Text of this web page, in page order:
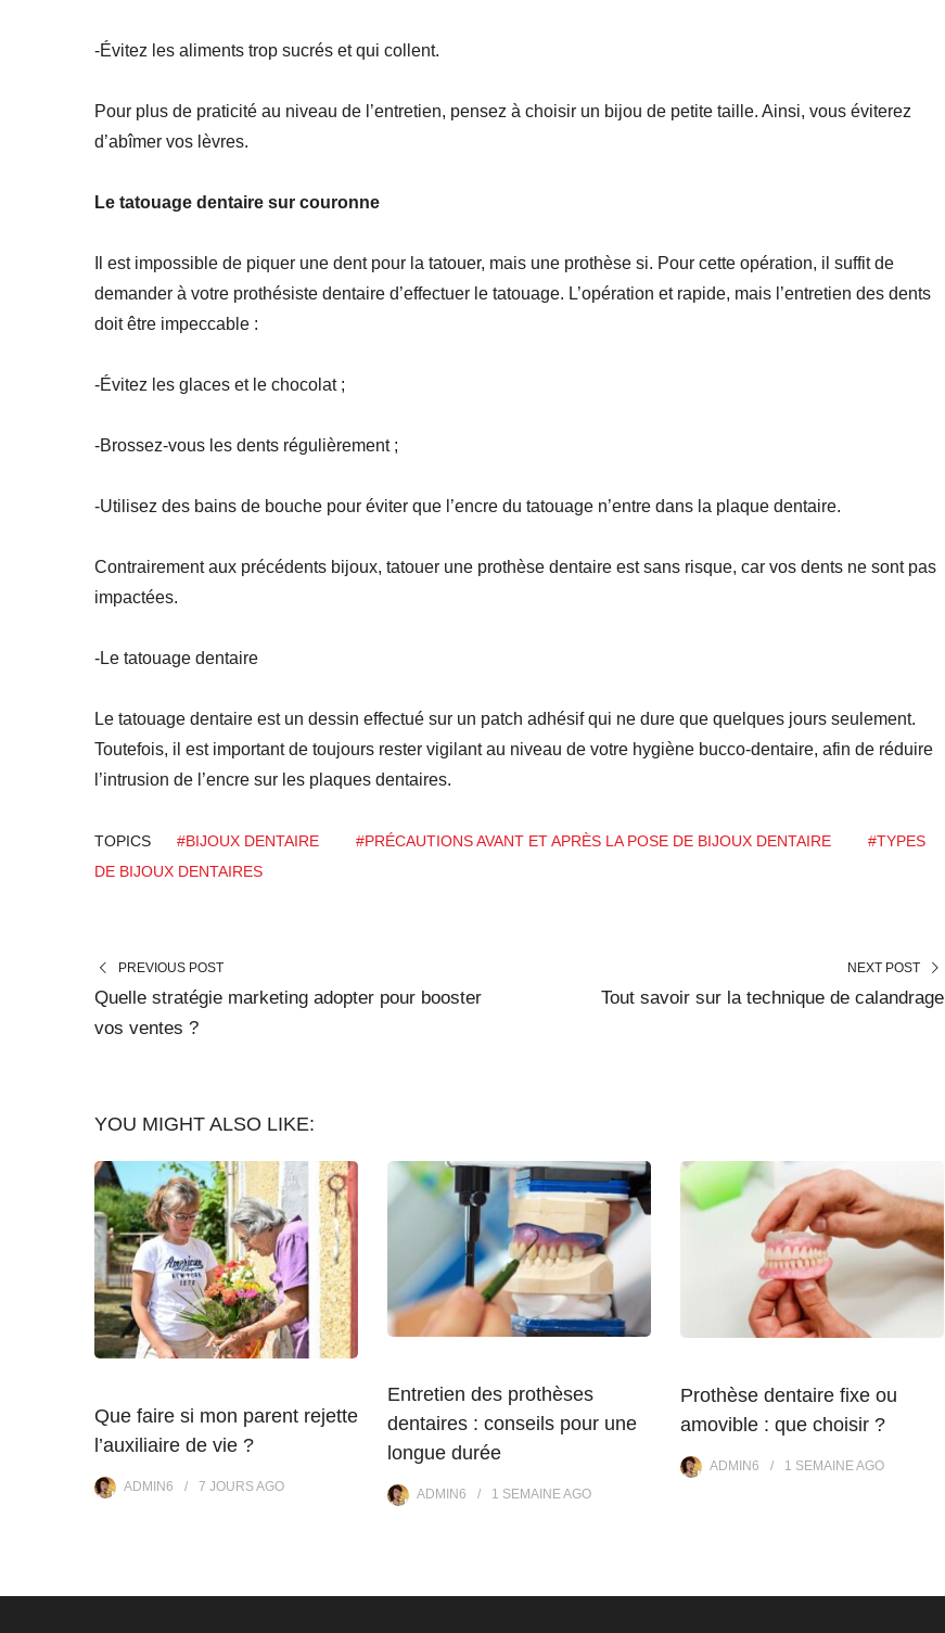
-Évitez les aliments trop sucrés et qui collent.
Pour plus de praticité au niveau de l’entretien, pensez à choisir un bijou de petite taille. Ainsi, vous éviterez
d’abîmer vos lèvres.
Le tatouage dentaire sur couronne
Il est impossible de piquer une dent pour la tatouer, mais une prothèse si. Pour cette opération, il suffit de
demander à votre prothésiste dentaire d’effectuer le tatouage. L’opération et rapide, mais l’entretien des dents
doit être impeccable :
-Évitez les glaces et le chocolat ;
-Brossez-vous les dents régulièrement ;
-Utilisez des bains de bouche pour éviter que l’encre du tatouage n’entre dans la plaque dentaire.
Contrairement aux précédents bijoux, tatouer une prothèse dentaire est sans risque, car vos dents ne sont pas
impactées.
-Le tatouage dentaire
Le tatouage dentaire est un dessin effectué sur un patch adhésif qui ne dure que quelques jours seulement.
Toutefois, il est important de toujours rester vigilant au niveau de votre hygiène bucco-dentaire, afin de réduire
l’intrusion de l’encre sur les plaques dentaires.
TOPICS #BIJOUX DENTAIRE #PRÉCAUTIONS AVANT ET APRÈS LA POSE DE BIJOUX DENTAIRE
#TYPES
DE BIJOUX DENTAIRES
PREVIOUS POST
Quelle stratégie marketing adopter pour booster
vos ventes ?
NEXT POST
Tout savoir sur la technique de calandrage
YOU MIGHT ALSO LIKE:
Que faire si mon parent rejette
l’auxiliaire de vie ?
ADMIN6 7 JOURSAGO
Entretien des prothèses
dentaires : conseils pour une
longue durée
ADMIN6 1 SEMAINEAGO
Prothèse dentaire fixe ou
amovible : que choisir ?
ADMIN6 1 SEMAINE AGO